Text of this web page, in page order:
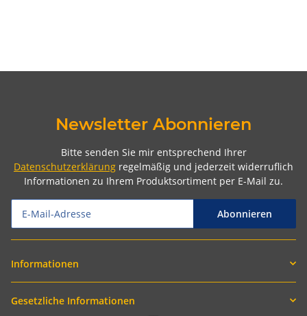
Newsletter Abonnieren
Bitte senden Sie mir entsprechend Ihrer
Datenschutzerklärung regelmäßig und jederzeit widerruflich
Informationen zu Ihrem Produktsortiment per E-Mail zu.
Abonnieren
Informationen
Gesetzliche Informationen